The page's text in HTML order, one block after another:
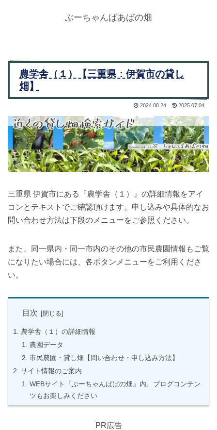
ぶーちゃんばあばの畑
農学舎（１）【三重県：伊賀市の貸し
畑】
2024.08.24 2025.07.04
三重県 伊賀市にある『農学舎（１）』の詳細情報をアイ
コンとテキストでご確認頂けます。申し込みや具体的なお
問い合わせ方法は下段のメニューをご参照ください。
また、同一県内・同一市内のその他の市民農園情報もご覧
になりたい場合には、各ボタンメニューをご利用くださ
い。
目次
農学舎（１）の詳細情報
農園データ
市民農園・貸し畑【問い合わせ・申し込み方法】
サイト情報のご案内
WEBサイト『ぶーちゃんばばの畑』内、ブログコンテン
ツもお楽しみください
PR広告